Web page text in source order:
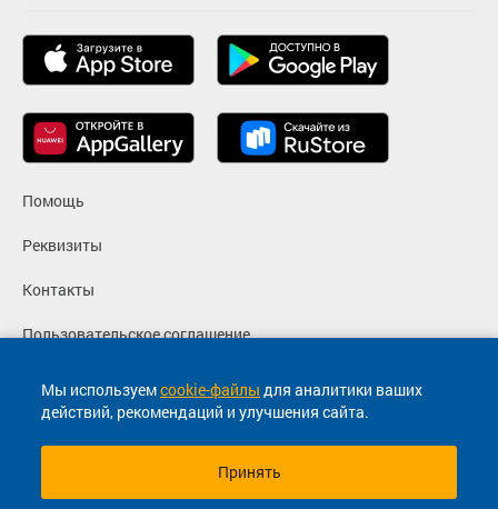
Мы используемcookie-файлы для аналитики ваших
действий, рекомендаций и улучшения сайта.
Принять
Помощь
Реквизиты
Контакты
Пользовательское соглашение
Политика конфиденциальности
Согласие на маркетинговые сообщения
© 2013-2026, ООО "Капитал"- Онлайн сервис продажи